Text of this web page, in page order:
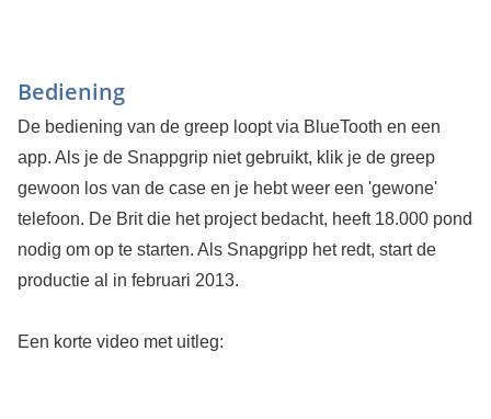
Bediening
De bediening van de greep loopt via BlueTooth en een
app. Als je de Snappgrip niet gebruikt, klik je de greep
gewoon los van de case en je hebt weer een 'gewone'
telefoon. De Brit die het project bedacht, heeft 18.000 pond
nodig om op te starten. Als Snapgripp het redt, start de
productie al in februari 2013.
Een korte video met uitleg: